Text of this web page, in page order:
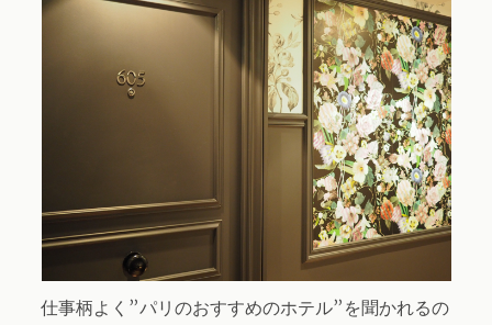
仕事柄よく”パリのおすすめのホテル”を聞かれるの